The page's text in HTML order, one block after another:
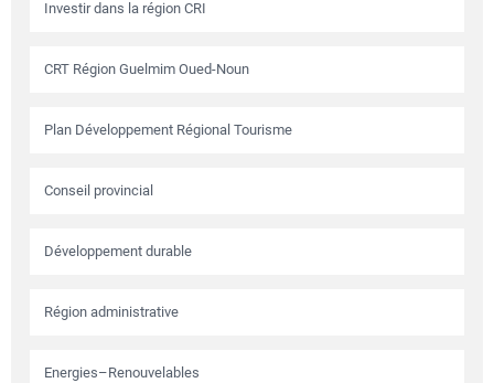
Investir dans la région CRI
CRT Région Guelmim Oued-Noun
Plan Développement Régional Tourisme
Conseil provincial
Développement durable
Région administrative
Energies–Renouvelables